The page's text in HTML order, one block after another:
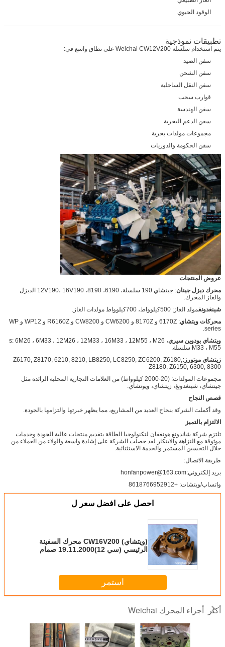
الوقود الحيوي
تطبيقات نموذجية
يتم استخدام سلسلة Weichai CW12V200 على نطاق واسع في:
سفن الصيد
سفن الشحن
سفن النقل الساحلية
قوارب سحب
سفن الهندسة
سفن الدعم البحرية
مجموعات مولدات بحرية
سفن الحكومة والدوريات
عروض المنتجات
محرك ديزل جينان
: جيتشاي 190 سلسلة، 6190، 8190، 12V190، 16V190 الديزل
والغاز المحرك.
شينغدونغمولد الغاز: 500كيلوواط، 700كيلوواط مولدات الغاز.
محركات ويتشاي
: 6170Z و 8170Z و CW6200 و CW8200 و R6160Z و WP12 و WP
series.
ويتشاي بودوين سيريs: 6M26 ، 6M33 ، 12M26 ، 12M33 ، 16M33 ، 12M55 ، M26 ،
M33 ، M55 سلسلة.
زيتشاي موتورز:Z6170, Z8170, 6210, 8210, LB8250, LC8250, ZC6200, Z6180,
Z8180, Z6150, 6300, 8300
مجموعات المولدات: (20-2000 كيلوواط) من العلامات التجارية المحلية الرائدة مثل
جيتشاي، شينغدونغ، زيتشاي، ويوتشاي.
قصص النجاح
وقد أكملت الشركة بنجاح العديد من المشاريع، مما يظهر خبرتها والتزامها بالجودة.
الالتزام بالتميز
تلتزم شركة شاندونغ هونغفان لتكنولوجيا الطاقة بتقديم منتجات عالية الجودة وخدمات
موثوقة مع النزاهة والابتكار.لقد حصلت الشركة على إشادة واسعة والولاء من العملاء من
خلال التحسين المستمر والخدمة الاستثنائية.
طريقة الاتصال:
بريد إلكتروني:honfanpower@163.com
واتساب/ويتشات: +8618766952912
احصل على افضل سعر ل
(ويتشاي) CW16V200 محرك السفينة
الرئيسي (سي 12)19.11.2000 صمام
استمر
أكثر أجزاء المحرك Weichai